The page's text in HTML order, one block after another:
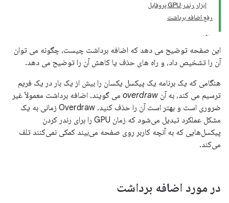
ابزار رندر GPU پروفایل
رفع اضافه برداشت
این صفحه توضیح می دهد که اضافه برداشت چیست، چگونه می توان
آن را تشخیص داد، و راه های حذف یا کاهش آن را توضیح می دهد.
هنگامی که یک برنامه یک پیکسل یکسان را بیش از یک بار در یک فریم
ترسیم می کند، به آنoverdraw می گویند. اضافه برداشت معمولاً غیر
ضروری است و بهتر است آن را حذف کنید. Overdraw زمانی به یک
مشکل عملکرد تبدیل می‌شود که زمان GPU را برای رندر کردن
پیکسل‌هایی که به آنچه کاربر روی صفحه می‌بیند کمکی نمی‌کنند تلف
می‌کند.
در مورد اضافه برداشت